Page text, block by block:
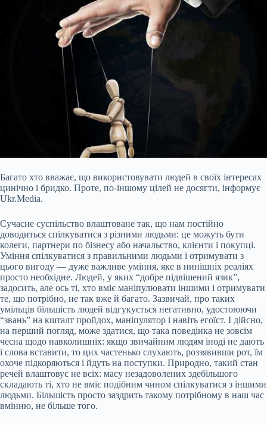
Багато хто вважає, що використовувати людей в своїх інтересах
цинічно і бридко. Проте, по-іншому цілей не досягти, інформує
Ukr.Media.
Сучасне суспільство влаштоване так, що нам постійно
доводиться спілкуватися з різними людьми: це можуть бути
колеги, партнери по бізнесу або начальство, клієнти і покупці.
Уміння спілкуватися з правильними людьми і отримувати з
цього вигоду — дуже важливе уміння, яке в нинішніх реаліях
просто необхідне. Людей, у яких “добре підвішений язик”,
задосить, але ось ті, хто вміє маніпулювати іншими і отримувати
те, що потрібно, не так вже й багато. Зазвичай, про таких
умільців більшість людей відгукується негативно, удостоюючи
“звань” на кшталт пройдох, маніпулятор і навіть егоїст. І дійсно,
на перший погляд, може здатися, що така поведінка не зовсім
чесна щодо навколишніх: якщо звичайним людям іноді не дають
і слова вставити, то цих частенько слухають, роззявивши рот, їм
охоче підкоряються і йдуть на поступки. Природно, такий стан
речей влаштовує не всіх: масу незадоволених здебільшого
складають ті, хто не вміє подібним чином спілкуватися з іншими
людьми. Більшість просто заздрить такому потрібному в наш час
вмінню, не більше того.